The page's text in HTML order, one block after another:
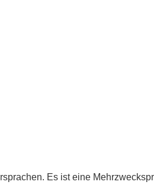
Es ist eine